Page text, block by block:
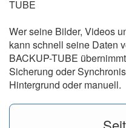
Wer seine Bilder, Videos
kann schnell seine Daten
BACKUP-TUBE
Sicherung oder
Hintergrund oder manuell.